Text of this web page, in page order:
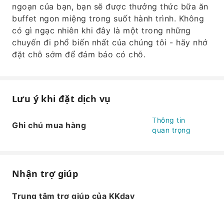
ngoạn của bạn, bạn sẽ được thưởng thức bữa ăn
buffet ngon miệng trong suốt hành trình. Không
có gì ngạc nhiên khi đây là một trong những
chuyến đi phổ biến nhất của chúng tôi - hãy nhớ
đặt chỗ sớm để đảm bảo có chỗ.
Lưu ý khi đặt dịch vụ
Ghi chú mua hàng
Thông tin
quan trọng
Nhận trợ giúp
Trung tâm trợ giúp của KKday